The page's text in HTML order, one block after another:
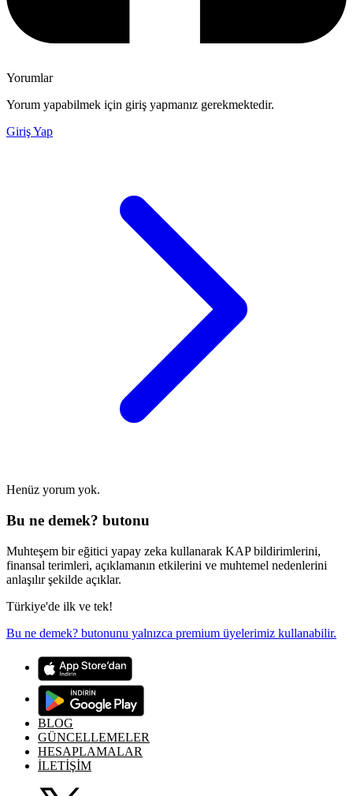
Yorumlar
Yorum yapabilmek için giriş yapmanız gerekmektedir.
Giriş Yap
Henüz yorum yok.
Bu ne demek? butonu
Muhteşem bir eğitici yapay zeka kullanarak KAP bildirimlerini,
finansal terimleri, açıklamanın etkilerini ve muhtemel nedenlerini
anlaşılır şekilde açıklar.
Türkiye'de ilk ve tek!
Bu ne demek? butonunu yalnızca premium üyelerimiz kullanabilir.
BLOG
GÜNCELLEMELER
HESAPLAMALAR
İLETİŞİM